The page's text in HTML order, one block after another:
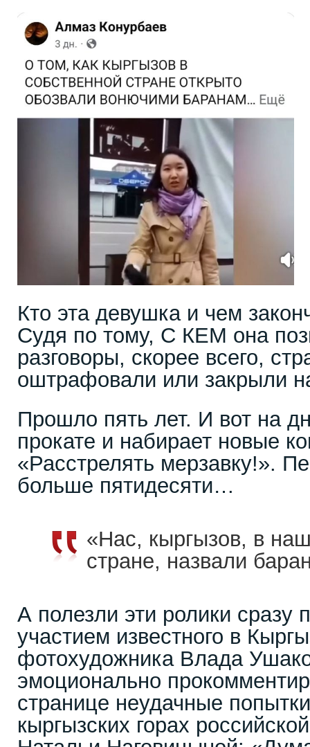
Кто эта девушка и чем
Судя по тому, С КЕМ она
разговоры, скорее всего,
оштрафовали или закрыли
Прошло пять лет. И вот на
прокате и набирает новые
«Расстрелять мерзавку!».
больше пятидесяти…
«Нас, кыргызов, в
стране, назвали
А полезли эти ролики сразу
участием известного в
фотохудожника Влада
эмоционально
странице неудачные
кыргызских горах